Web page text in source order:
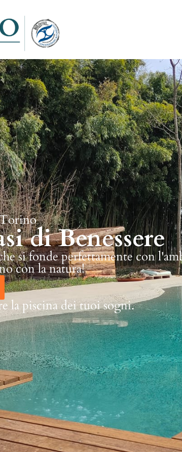
di Benessere
si fonde perfettamente con
con la natura!
la piscina dei tuoi sogni.